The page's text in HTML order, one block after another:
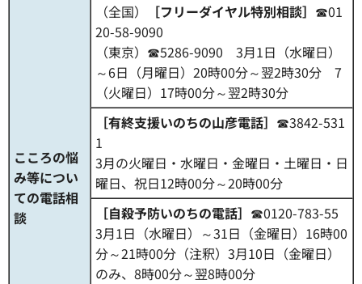
こころの悩
み等につい
ての電話相
談
（全国） ［フリーダイヤル特別相談］ ☎01
20-58-9090
（東京）☎5286-9090 3月1日（水曜日）
～6日（月曜日）20時00分～翌2時30分 7
（火曜日）17時00分～翌2時30分
［有終支援いのちの山彦電話］ ☎3842-531
1
3月の火曜日・水曜日・金曜日・土曜日・日
曜日、祝日12時00分～20時00分
［自殺予防いのちの電話］ ☎0120-783-55
3月1日（水曜日）～31日（金曜日）16時00
分～21時00分（注釈）3月10日（金曜日）
のみ、8時00分～翌8時00分